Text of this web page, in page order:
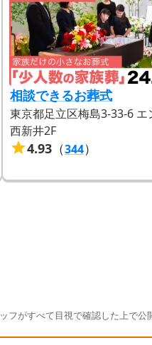
相談できるお葬式
東京都足立区梅島3-33-6 エ
西新井2F
4.93 （344）
フがすべて目視で確認した上で公